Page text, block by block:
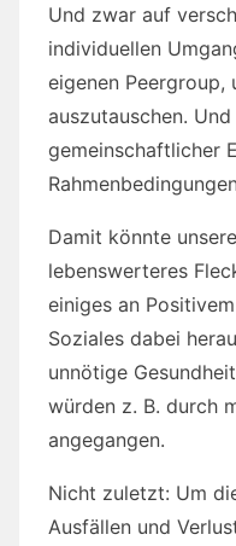
Und zwar auf
individuellen
eigenen Peergroup,
auszutauschen.
gemeinschaftlicher
Damit könnte
lebenswerteres
einiges an
Soziales dabei
unnötige
würden z. B. durch
angegangen.
Nicht zuletzt: Um
Ausfällen und